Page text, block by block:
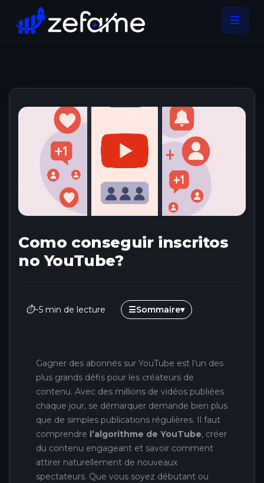
Como conseguir inscritos
no YouTube?
⏱~5 min de lecture ☰Sommaire▾
Gagner des abonnés sur YouTube est l’un des
plus grands défis pour les créateurs de
contenu. Avec des millions de vidéos publiées
chaque jour, se démarquer demande bien plus
que de simples publications régulières. Il faut
comprendre l’algorithme de YouTube, créer
du contenu engageant et savoir comment
attirer naturellement de nouveaux
spectateurs. Que vous soyez débutant ou